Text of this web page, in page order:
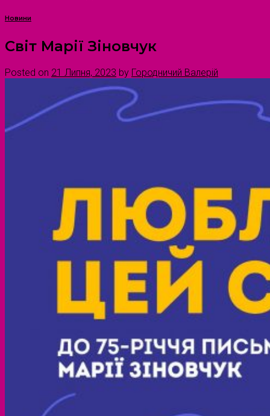
Новини
Світ Марії Зіновчук
Posted on 21 Липня, 2023 by Городничий Валерій